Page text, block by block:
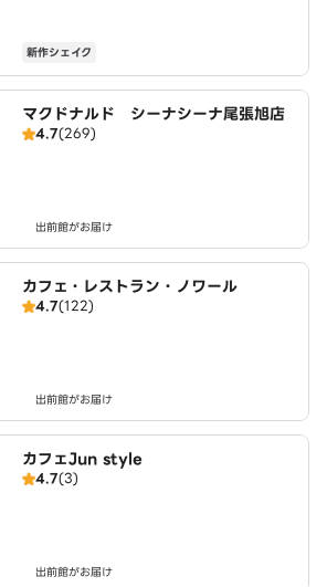
新作シェイク
マクドナルド シーナシーナ尾張旭店
4.7(269)
出前館がお届け
カフェ・レストラン・ノワール
4.7(122)
出前館がお届け
カフェJun style
4.7(3)
出前館がお届け